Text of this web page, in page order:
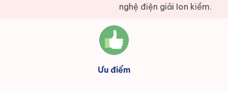
nghệ điện giải Ion kiềm.
Ưu điểm